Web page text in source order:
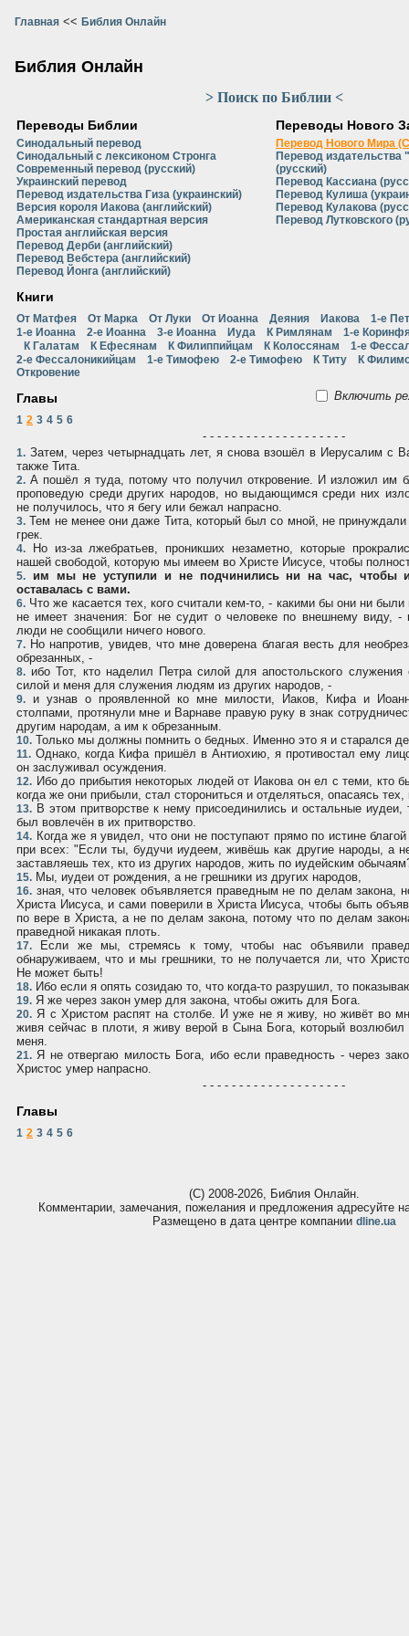
Главная << Библия Онлайн
Библия Онлайн
> Поиск по Библии <
Переводы Библии
Синодальный перевод
Синодальный с лексиконом Стронга
Современный перевод (русский)
Украинский перевод
Перевод издательства Гиза (украинский)
Версия короля Иакова (английский)
Американская стандартная версия
Простая английская версия
Перевод Дерби (английский)
Перевод Вебстера (английский)
Перевод Йонга (английский)
Переводы Нового
Перевод Нового Мира
Перевод
(русский)
Перевод Кассиана
Перевод Кулиша
Перевод Кулакова
Перевод Лутковского
Книги
От Матфея От Марка От Луки От Иоанна Деяния Иакова
1-е
1-е Иоанна
2-е Иоанна 3-е Иоанна Иуда К Римлянам
1-е
К Галатам
К Ефесянам К Филиппийцам К Колоссянам
1-е
2-е Фессалоникийцам
1-е Тимофею 2-е Тимофею К Титу
К
Откровение
Главы Включить
1 2 3 4 5 6
- - - - - - - - - - - - - - - - - - - -
1. Затем, через четырнадцать лет, я снова взошёл в Иерусалим с
также Тита.
2. А пошёл я туда, потому что получил откровение. И изложил им
проповедую среди других народов, но выдающимся среди них
не получилось, что я бегу или бежал напрасно.
3. Тем не менее они даже Тита, который был со мной, не принуждали
грек.
4. Но из-за лжебратьев, проникших незаметно, которые
нашей свободой, которую мы имеем во Христе Иисусе, чтобы
5.
им мы не уступили и не подчинились ни на час, чтобы
оставалась с вами.
6. Что же касается тех, кого считали кем-то, - какими бы они ни
не имеет значения: Бог не судит о человеке по внешнему виду,
люди не сообщили ничего нового.
7. Но напротив, увидев, что мне доверена благая весть для
обрезанных, -
8. ибо Тот, кто наделил Петра силой для апостольского
силой и меня для служения людям из других народов, -
9. и узнав о проявленной ко мне милости, Иаков, Кифа и
столпами, протянули мне и Варнаве правую руку в знак
другим народам, а им к обрезанным.
10. Только мы должны помнить о бедных. Именно это я и старался
11. Однако, когда Кифа пришёл в Антиохию, я противостал ему
он заслуживал осуждения.
12. Ибо до прибытия некоторых людей от Иакова он ел с теми, кто
когда же они прибыли, стал сторониться и отделяться, опасаясь тех,
13. В этом притворстве к нему присоединились и остальные иудеи,
был вовлечён в их притворство.
14. Когда же я увидел, что они не поступают прямо по истине
при всех: "Если ты, будучи иудеем, живёшь как другие народы, а
заставляешь тех, кто из других народов, жить по иудейским
15. Мы, иудеи от рождения, а не грешники из других народов,
16. зная, что человек объявляется праведным не по делам закона,
Христа Иисуса, и сами поверили в Христа Иисуса, чтобы быть
по вере в Христа, а не по делам закона, потому что по делам
праведной никакая плоть.
17. Если же мы, стремясь к тому, чтобы нас объявили
обнаруживаем, что и мы грешники, то не получается ли, что
Не может быть!
18. Ибо если я опять созидаю то, что когда-то разрушил, то
19. Я же через закон умер для закона, чтобы ожить для Бога.
20. Я с Христом распят на столбе. И уже не я живу, но живёт во
живя сейчас в плоти, я живу верой в Сына Бога, который
меня.
21. Я не отвергаю милость Бога, ибо если праведность - через
Христос умер напрасно.
- - - - - - - - - - - - - - - - - - - -
Главы
1 2 3 4 5 6
(С) 2008-2026, Библия Онлайн.
Комментарии, замечания, пожелания и предложения адресуйте
Размещено в дата центре компании dline.ua